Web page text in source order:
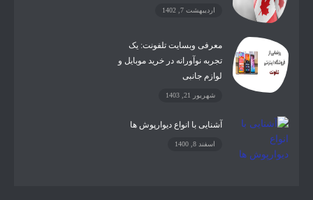
اردیبهشت 7, 1402
معرفی وبسایت تلفونت: یک
تجربه نوآورانه در خرید موبایل و
لوازم جانبی
شهریور 21, 1403
آشنایی با انواع دیوارپوش ها
اسفند 8, 1400